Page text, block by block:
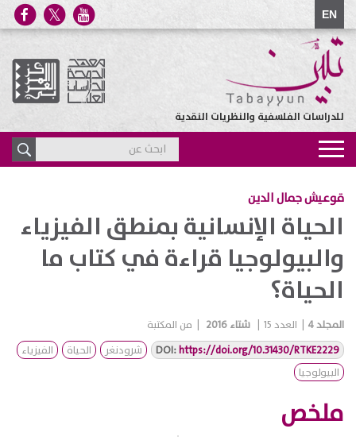
EN
للدراسات الفلسفية والنظريات النقدية
Toggle
navigation
قوعيش جمال الدين
الحياة الإنسانية بمنطق الفيزياء
والبيولوجيا قراءة في كتاب ما
الحياة؟
المجلد4 العدد15 شتاء 2016
من المكتبة
DOI:https://doi.org/10.31430/RTKE2229 شرودنغر الحياة
الفيزياء
البيولوجيا
ملخص